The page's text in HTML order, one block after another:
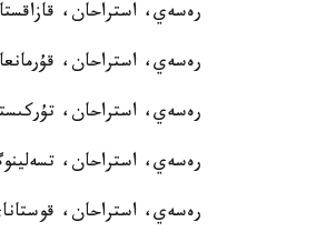
رەسەي، استراحان،
رەسەي، استراحان،
رەسەي، استراحان،
رەسەي، استراحان،
رەسەي، استراحان،